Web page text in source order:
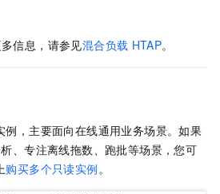
信息，请参见混合负载 HTAP。
例，主要面向在线通用业务场景。如果
、专注离线拖数、跑批等场景，您可
购买多个只读实例。